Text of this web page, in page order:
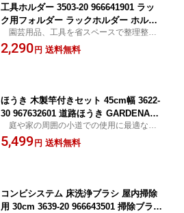
工具ホルダー 3503-20 966641901 ラッ
ク用フォルダー ラックホルダー ホルダ
ー ガルデナ GARDENA 【送料無料】
園芸用品、工具を省スペースで整理整頓
し保管 送料無料
2,290円 送料無料
ほうき 木製竿付きセット 45cm幅 3622-
30 967632601 道路ほうき GARDENA道
路ほうき コンビシステムほうき ガルデ
ナ GARDENA 【送料無料】
庭や家の周囲の小道での使用に最適なほ
うき 送料無料
5,499円 送料無料
コンビシステム 床洗浄ブラシ 屋内掃除
用 30cm 3639-20 966643501 掃除ブラシ